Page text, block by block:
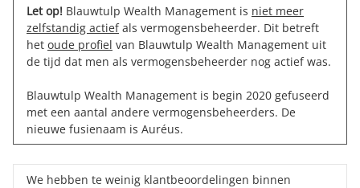
Let op! Blauwtulp Wealth Management is niet meer
zelfstandig actiefals vermogensbeheerder. Dit betreft
het oude profiel van Blauwtulp Wealth Management uit
de tijd dat men als vermogensbeheerder nog actief was.
Blauwtulp Wealth Management is begin 2020 gefuseerd
met een aantal andere vermogensbeheerders. De
nieuwe fusienaam is Auréus.
We hebben te weinig klantbeoordelingen binnen